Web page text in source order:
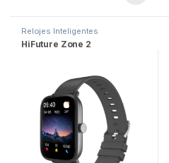
Relojes Inteligentes
HiFuture Zone 2